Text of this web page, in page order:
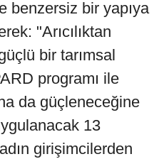
benzersiz bir yapıya
"Arıcılıktan
bir tarımsal
programı ile
da güçleneceğine
13
girişimcilerden